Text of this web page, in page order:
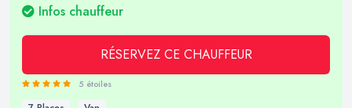
Infos chauffeur
RÉSERVEZ CE CHAUFFEUR
5 étoiles